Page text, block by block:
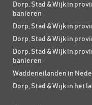
Dorp, Stad & Wijk in
banieren
Dorp, Stad & Wijk in
Dorp, Stad & Wijk in
Dorp, Stad & Wijk in
banieren
Waddeneilanden in
Dorp, Stad & Wijk in het